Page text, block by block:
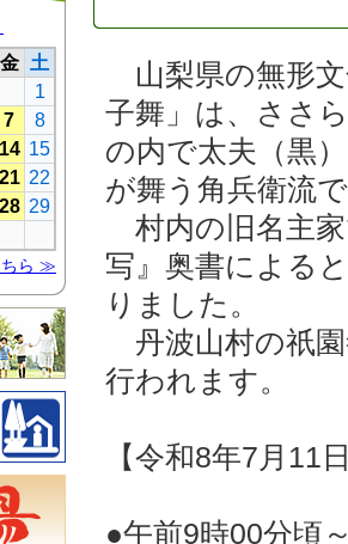
山梨県の無形
子舞」は、ささ
の内で太夫（黒
が舞う角兵衛流
村内の旧名主家
写』奥書による
りました。
丹波山村の祇園
行われます。
【令和8年7月11
●午前9時00分頃